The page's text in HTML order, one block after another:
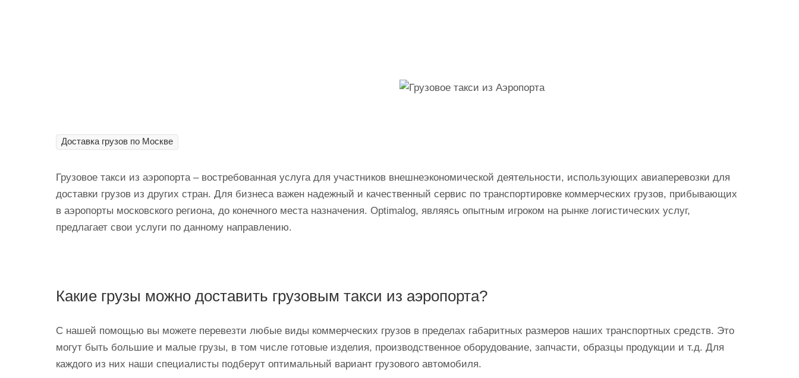
Доставка грузов по Москве
Грузовое такси из аэропорта – востребованная услуга для участников внешнеэкономической деятельности, использующих авиаперевозки для
доставки грузов из других стран. Для бизнеса важен надежный и качественный сервис по транспортировке коммерческих грузов, прибывающих
в аэропорты московского региона, до конечного места назначения. Optimalog, являясь опытным игроком на рынке логистических услуг,
предлагает свои услуги по данному направлению.
Какие грузы можно доставить грузовым такси из аэропорта?
С нашей помощью вы можете перевезти любые виды коммерческих грузов в пределах габаритных размеров наших транспортных средств. Это
могут быть большие и малые грузы, в том числе готовые изделия, производственное оборудование, запчасти, образцы продукции и т.д. Для
каждого из них наши специалисты подберут оптимальный вариант грузового автомобиля.